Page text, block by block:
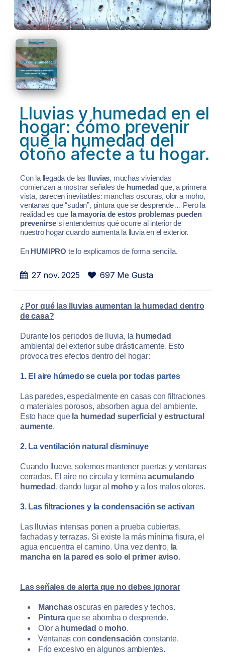
Lluvias y humedad en el
hogar: cómo prevenir
que la humedad del
otoño afecte a tu hogar.
Con la llegada de las lluvias, muchas viviendas
comienzan a mostrar señales de humedad que, a primera
vista, parecen inevitables: manchas oscuras, olor a moho,
ventanas que “sudan”, pintura que se desprende… Pero la
realidad es que la mayoría de estos problemas pueden
prevenirse si entendemos qué ocurre al interior de
nuestro hogar cuando aumenta la lluvia en el exterior.
En HUMIPRO te lo explicamos de forma sencilla.
27 nov. 2025 697 Me Gusta
¿Por qué las lluvias aumentan la humedad dentro
de casa?
Durante los periodos de lluvia, la humedad
ambiental del exterior sube drásticamente. Esto
provoca tres efectos dentro del hogar:
1. El aire húmedo se cuela por todas partes
Las paredes, especialmente en casas con filtraciones
o materiales porosos, absorben agua del ambiente.
Esto hace que la humedad superficial y estructural
aumente.
2. La ventilación natural disminuye
Cuando llueve, solemos mantener puertas y ventanas
cerradas. El aire no circula y terminaacumulando
humedad , dando lugar al mohoy a los malos olores.
3. Las filtraciones y la condensación se activan
Las lluvias intensas ponen a prueba cubiertas,
fachadas y terrazas. Si existe la más mínima fisura, el
agua encuentra el camino. Una vez dentro, la
mancha en la pared es solo el primer aviso.
Las señales de alerta que no debes ignorar
Manchasoscuras en paredes y techos.
Pinturaque se abomba o desprende.
Olor a humedad o moho.
Ventanas concondensación constante.
Frío excesivo en algunos ambientes.